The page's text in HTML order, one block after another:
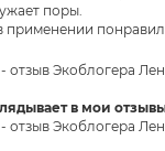
поры.
в мои